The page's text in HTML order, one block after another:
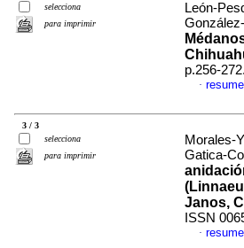
selecciona
para imprimir
León-
p.256-
·
3 / 3
selecciona
para imprimir
Morales-
Gatica-
Janos,
ISSN
·